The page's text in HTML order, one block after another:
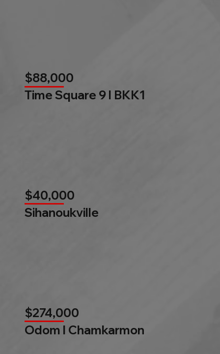
$88,000
Time Square 9 l BKK1
$40,000
Sihanoukville
$274,000
Odom l Chamkarmon